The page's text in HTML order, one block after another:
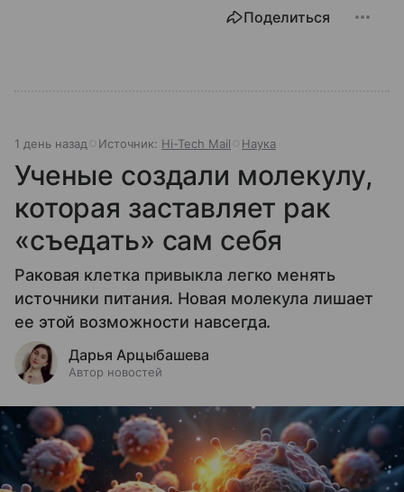
Поделиться
1 день назад Источник: Hi-Tech Mail Наука
Ученые создали молекулу,
которая заставляет рак
«съедать» сам себя
Раковая клетка привыкла легко менять
источники питания. Новая молекула лишает
ее этой возможности навсегда.
Дарья Арцыбашева
Автор новостей